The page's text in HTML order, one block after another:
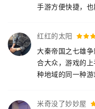
手游方便快捷，
红红的太阳
大秦帝国之七雄
合大众，游戏的
种地域的同一种游
米奇没了妙妙屋